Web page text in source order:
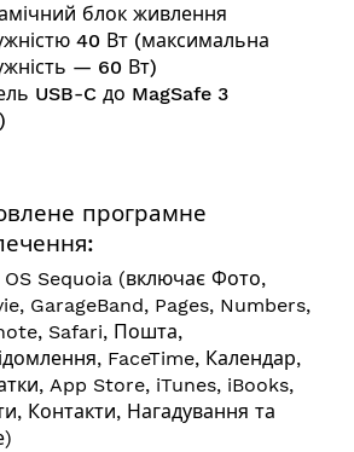
блок живлення
40 Вт (максимальна
— 60 Вт)
USB-C до MagSafe 3
програмне
OS Sequoia (включає Фото,
GarageBand, Pages, Numbers,
Safari, Пошта,
FaceTime, Календар,
App Store, iTunes, iBooks,
Контакти, Нагадування та